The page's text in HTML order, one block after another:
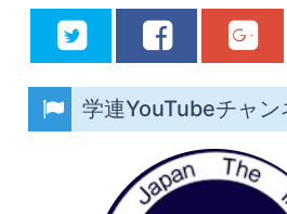
学連YouTubeチャン